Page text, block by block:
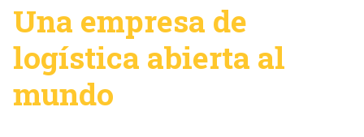
Una empresa de
logística abierta al
mundo